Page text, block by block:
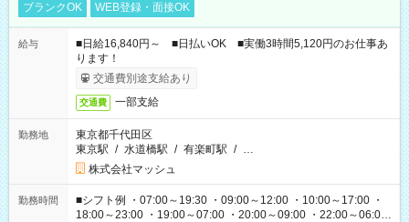
ブランクOK
WEB登録・面接OK
給与
■日給16,840円～ ■日払いOK ■実働3時間5,120円のお仕事あ
ります！
交通費別途支給あり
交通費 一部支給
勤務地
東京都千代田区
東京駅 / 水道橋駅 / 有楽町駅 / …
株式会社マッシュ
勤務時間
■シフト例 ・07:00～19:30 ・09:00～12:00 ・10:00～17:00 ・
18:00～23:00 ・19:00～07:00 ・20:00～09:00 ・22:00～06:00